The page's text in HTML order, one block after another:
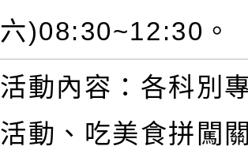
六)08:30~12:30。
活動內容：各科別
活動、吃美食拼闖